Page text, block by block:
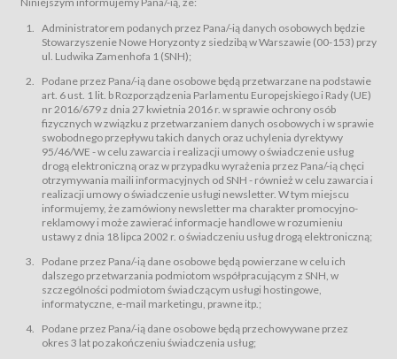
podmiotom z branży mediów i filmowej (Akredytacje);
Bilety – wybrane dokumenty potwierdzające zawarcie umowy z
Usługodawcą i uprawniające do wzięcia udziału w Wydarzeniu,
przewidziane przez Usługodawcę dla danego Wydarzenia, tj. uprawniające
do uczestnictwa w wielu albo w pojedynczych seansach filmowych,
Sklep – sklep internetowy prowadzony przez Usługodawcę w Serwisie;
Regulamin – niniejszy regulamin.
§ 2
Postanowienia ogólne
Regulamin określa zasady:
świadczenia Usługobiorcom Usług przez Usługodawcę, z
zastrzeżeniem usług, o których mowa w ust. 2 pkt. 4 i 5 poniżej, których
zasady świadczenia precyzują odrębne regulaminy,
przetwarzania przez Usługodawcę danych osobowych Usługobiorców
będących osobami fizycznymi.
świadczy Usługi drogą elektroniczną w rozumieniu ustawy z dnia 18 lipca
2002 r. o świadczeniu usług drogą elektroniczną (Dz.U. z 2002 r., Nr 144, poz.
1204, z późń. zm.). Usługi świadczone są nieodpłatnie.
usługę przeglądania i odczytywania przez Usługobiorców materiałów
zamieszczanych w Serwisie,
usługę utrzymywania konta użytkownika w Serwisie,
usługę newsletter,
Administratorem podanych przez Pana/-ią danych osobowych będzie
Stowarzyszenie Nowe Horyzonty z siedzibą w Warszawie (00-153) przy
ul. Ludwika Zamenhofa 1 (SNH);
Podane przez Pana/-ią dane osobowe będą przetwarzane na podstawie
art. 6 ust. 1 lit. b Rozporządzenia Parlamentu Europejskiego i Rady (UE)
nr 2016/679 z dnia 27 kwietnia 2016 r. w sprawie ochrony osób
fizycznych w związku z przetwarzaniem danych osobowych i w sprawie
swobodnego przepływu takich danych oraz uchylenia dyrektywy
95/46/WE - w celu zawarcia i realizacji umowy o świadczenie usług
drogą elektroniczną oraz w przypadku wyrażenia przez Pana/-ią chęci
otrzymywania maili informacyjnych od SNH - również w celu zawarcia i
realizacji umowy o świadczenie usługi newsletter. W tym miejscu
informujemy, że zamówiony newsletter ma charakter promocyjno-
reklamowy i może zawierać informacje handlowe w rozumieniu
ustawy z dnia 18 lipca 2002 r. o świadczeniu usług drogą elektroniczną;
Podane przez Pana/-ią dane osobowe będą powierzane w celu ich
dalszego przetwarzania podmiotom współpracującym z SNH, w
szczególności podmiotom świadczącym usługi hostingowe,
informatyczne, e-mail marketingu, prawne itp.;
Podane przez Pana/-ią dane osobowe będą przechowywane przez
okres 3 lat po zakończeniu świadczenia usług;